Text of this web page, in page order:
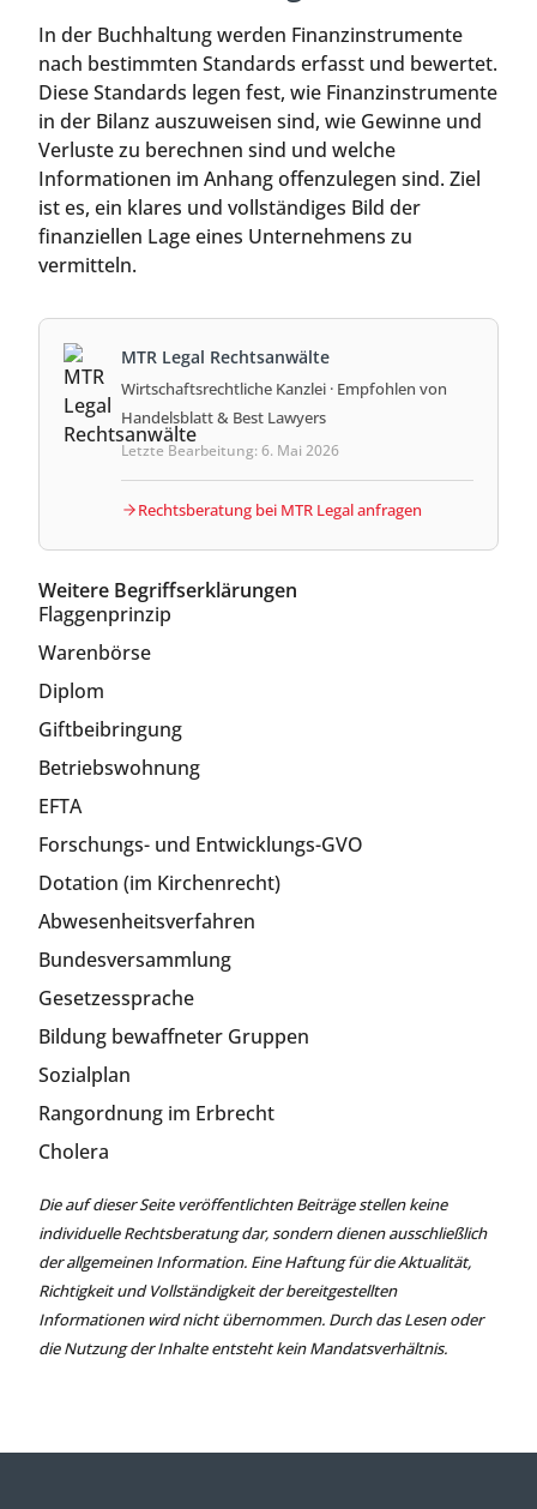
In der Buchhaltung werden Finanzinstrumente
nach bestimmten Standards erfasst und bewertet.
Diese Standards legen fest, wie Finanzinstrumente
in der Bilanz auszuweisen sind, wie Gewinne und
Verluste zu berechnen sind und welche
Informationen im Anhang offenzulegen sind. Ziel
ist es, ein klares und vollständiges Bild der
finanziellen Lage eines Unternehmens zu
vermitteln.
MTR Legal Rechtsanwälte
Wirtschaftsrechtliche Kanzlei · Empfohlen von
Handelsblatt & Best Lawyers
Letzte Bearbeitung: 6. Mai 2026
Rechtsberatung bei MTR Legal anfragen
Weitere Begriffserklärungen
Flaggenprinzip
Warenbörse
Diplom
Giftbeibringung
Betriebswohnung
EFTA
Forschungs- und Entwicklungs-GVO
Dotation (im Kirchenrecht)
Abwesenheitsverfahren
Bundesversammlung
Gesetzessprache
Bildung bewaffneter Gruppen
Sozialplan
Rangordnung im Erbrecht
Cholera
Die auf dieser Seite veröffentlichten Beiträge stellen keine
individuelle Rechtsberatung dar, sondern dienen ausschließlich
der allgemeinen Information. Eine Haftung für die Aktualität,
Richtigkeit und Vollständigkeit der bereitgestellten
Informationen wird nicht übernommen. Durch das Lesen oder
die Nutzung der Inhalte entsteht kein Mandatsverhältnis.